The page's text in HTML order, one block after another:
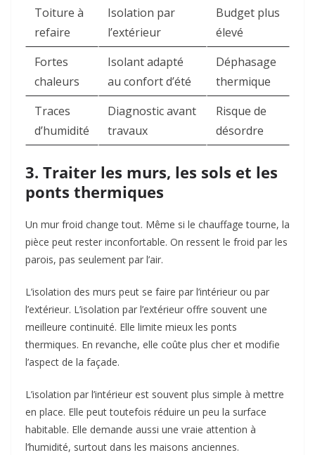
Toiture à
refaire
Isolation par
l’extérieur
Budget plus
élevé
Fortes
chaleurs
Isolant adapté
au confort d’été
Déphasage
thermique
Traces
d’humidité
Diagnostic avant
travaux
Risque de
désordre
3. Traiter les murs, les sols et les
ponts thermiques
Un mur froid change tout. Même si le chauffage tourne, la
pièce peut rester inconfortable. On ressent le froid par les
parois, pas seulement par l’air.
L’isolation des murs peut se faire par l’intérieur ou par
l’extérieur. L’isolation par l’extérieur offre souvent une
meilleure continuité. Elle limite mieux les ponts
thermiques. En revanche, elle coûte plus cher et modifie
l’aspect de la façade.
L’isolation par l’intérieur est souvent plus simple à mettre
en place. Elle peut toutefois réduire un peu la surface
habitable. Elle demande aussi une vraie attention à
l’humidité, surtout dans les maisons anciennes.